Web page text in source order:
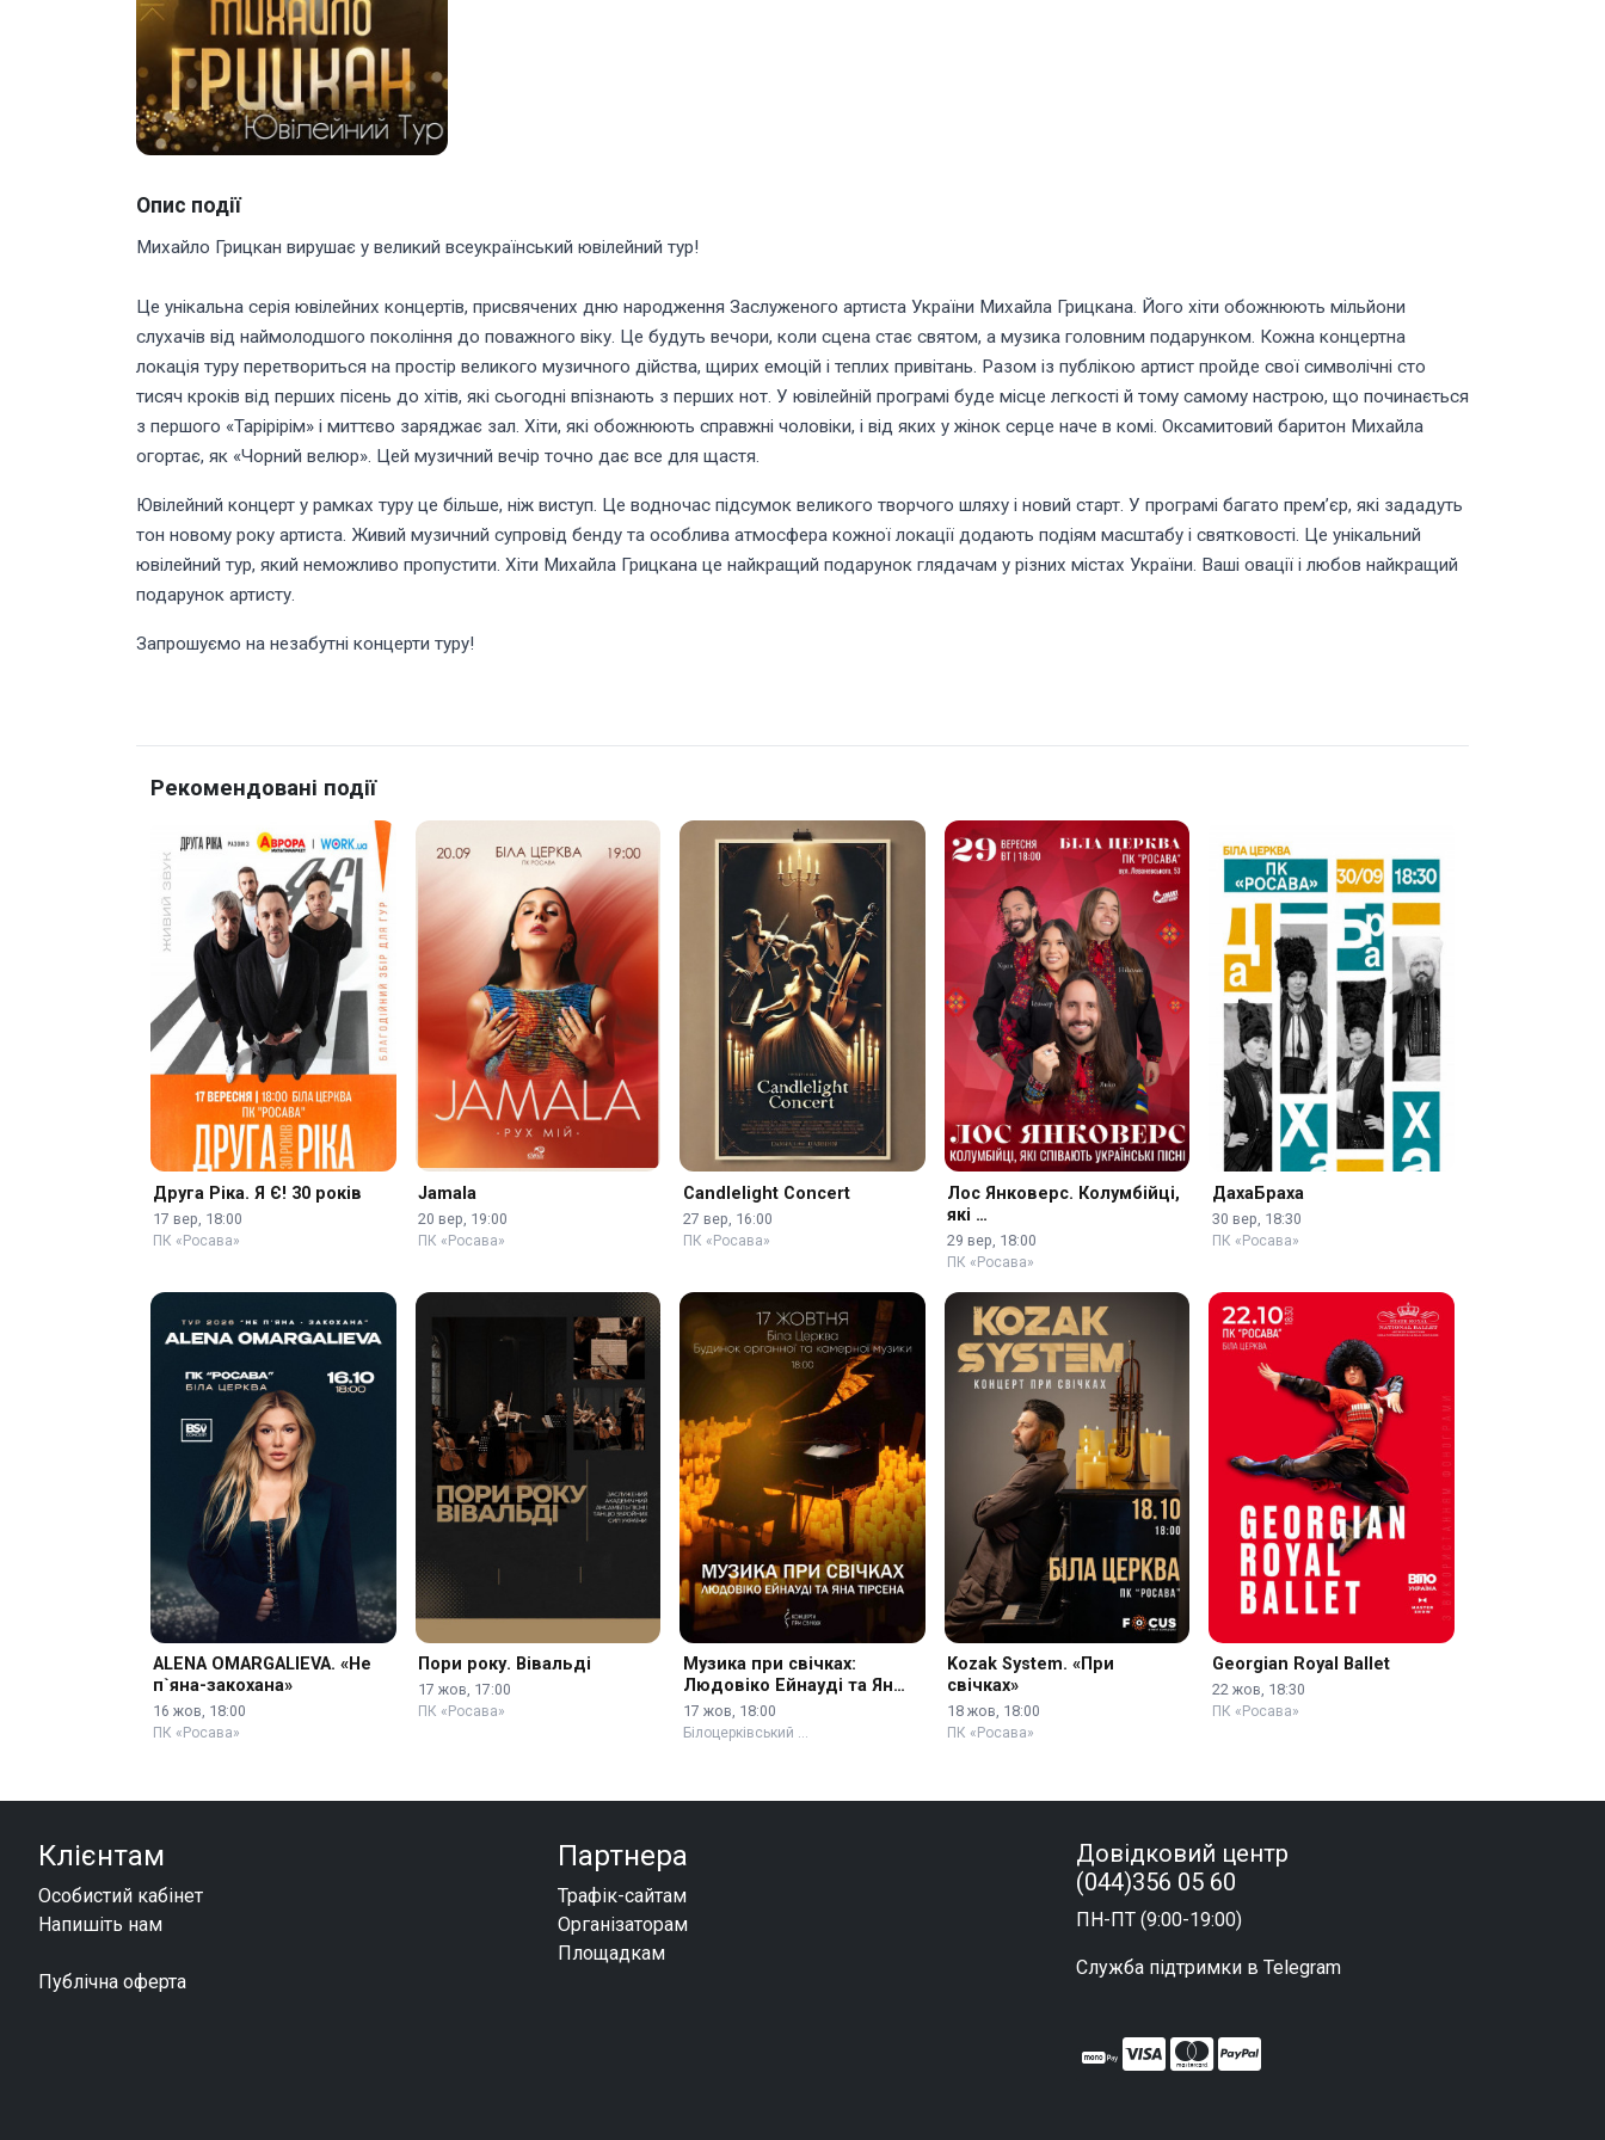
Опис події
Михайло Грицкан вирушає у великий всеукраїнський ювілейний тур!
Це унікальна серія ювілейних концертів, присвячених дню народження Заслуженого артиста України Михайла Грицкана. Його хіти обожнюють мільйони
слухачів від наймолодшого покоління до поважного віку. Це будуть вечори, коли сцена стає святом, а музика головним подарунком. Кожна концертна
локація туру перетвориться на простір великого музичного дійства, щирих емоцій і теплих привітань. Разом із публікою артист пройде свої символічні сто
тисяч кроків від перших пісень до хітів, які сьогодні впізнають з перших нот. У ювілейній програмі буде місце легкості й тому самому настрою, що починається
з першого «Тарірірім» і миттєво заряджає зал. Хіти, які обожнюють справжні чоловіки, і від яких у жінок серце наче в комі. Оксамитовий баритон Михайла
огортає, як «Чорний велюр». Цей музичний вечір точно дає все для щастя.
Ювілейний концерт у рамках туру це більше, ніж виступ. Це водночас підсумок великого творчого шляху і новий старт. У програмі багато премʼєр, які зададуть
тон новому року артиста. Живий музичний супровід бенду та особлива атмосфера кожної локації додають подіям масштабу і святковості. Це унікальний
ювілейний тур, який неможливо пропустити. Хіти Михайла Грицкана це найкращий подарунок глядачам у різних містах України. Ваші овації і любов найкращий
подарунок артисту.
Запрошуємо на незабутні концерти туру!
Рекомендовані події
Друга Ріка. Я Є! 30 років
17 вер, 18:00
ПК «Росава»
Jamala
20 вер, 19:00
ПК «Росава»
Candlelight Concert
27 вер, 16:00
ПК «Росава»
Лос Янковерс. Колумбійці,
які …
29 вер, 18:00
ПК «Росава»
ДахаБраха
30 вер, 18:30
ПК «Росава»
ALENA OMARGALIEVA. «Не
п`яна-закохана»
16 жов, 18:00
ПК «Росава»
Пори року. Вівальді
17 жов, 17:00
ПК «Росава»
Музика при свічках:
Людовіко Ейнауді та Ян
Тірсен
17 жов, 18:00
Білоцерківський …
Kozak System. «При
свічках»
18 жов, 18:00
ПК «Росава»
Georgian Royal Ballet
22 жов, 18:30
ПК «Росава»
Клієнтам
Особистий кабінет
Напишіть нам
Публічна оферта
Партнера
Трафік-сайтам
Організаторам
Площадкам
Довідковий центр
(044)356 05 60
ПН-ПТ (9:00-19:00)
Служба підтримки в Telegram